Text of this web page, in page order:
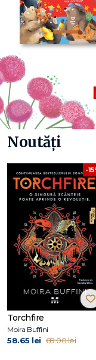
Noutăți
-
Torchfire
Moira Buffini
58.65 lei 69.00 lei